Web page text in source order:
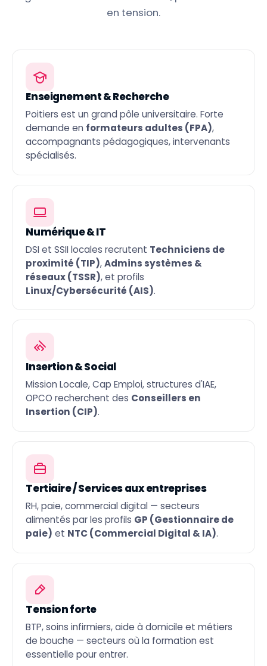
en tension.
Enseignement & Recherche
Poitiers est un grand pôle universitaire. Forte
demande en formateurs adultes (FPA),
accompagnants pédagogiques, intervenants
spécialisés.
Numérique & IT
DSI et SSII locales recrutent Techniciens de
proximité (TIP),Admins systèmes &
réseaux (TSSR), et profils
Linux/Cybersécurité (AIS).
Insertion & Social
Mission Locale, Cap Emploi, structures d'IAE,
OPCO recherchent des Conseillers en
Insertion (CIP).
Tertiaire / Services aux entreprises
RH, paie, commercial digital — secteurs
alimentés par les profils GP (Gestionnaire de
paie) et NTC (Commercial Digital & IA).
Tension forte
BTP, soins infirmiers, aide à domicile et métiers
de bouche — secteurs où la formation est
essentielle pour entrer.